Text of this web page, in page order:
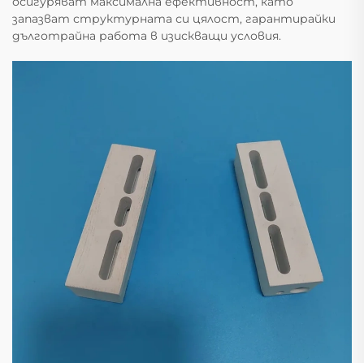
запазват структурната си цялост, гарантирайки
дълготрайна работа в изискващи условия.